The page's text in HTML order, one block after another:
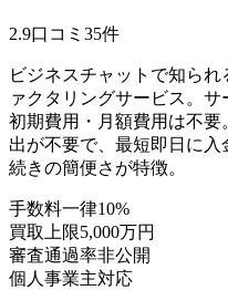
2.9口コミ 35件
ビジネスチャットで知ら
ァクタリングサービス。サ
初期費用・月額費用は不
出が不要で、最短即日に
続きの簡便さが特徴。
手数料一律10%
買取上限5,000万円
審査通過率非公開
個人事業主対応